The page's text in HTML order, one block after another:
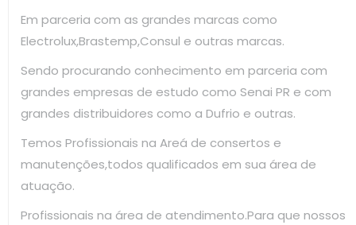
Em parceria com as grandes marcas como
Electrolux,Brastemp,Consul e outras marcas.
Sendo procurando conhecimento em parceria com
grandes empresas de estudo como Senai PR e com
grandes distribuidores como a Dufrio e outras.
Temos Profissionais na Areá de consertos e
manutenções,todos qualificados em sua área de
atuação.
Profissionais na área de atendimento.Para que nossos